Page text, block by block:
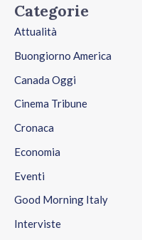
Categorie
Attualità
Buongiorno America
Canada Oggi
Cinema Tribune
Cronaca
Economia
Eventi
Good Morning Italy
Interviste